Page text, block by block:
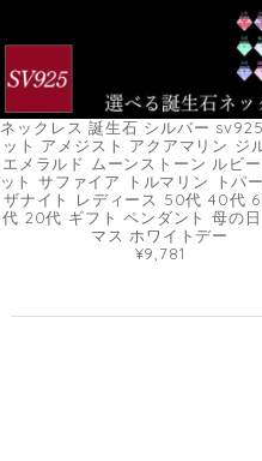
ネックレス 誕生石 シルバー
ット アメジスト アクアマリン ジ
エメラルド ムーンストーン ルビ
ット サファイア トルマリン トパ
ザナイト レディース 50代 40代
代 20代 ギフト ペンダント 母の
マス ホワイトデー
¥9,781